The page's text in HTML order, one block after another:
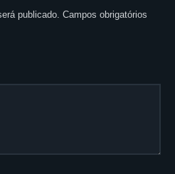
publicado. Campos obrigatórios